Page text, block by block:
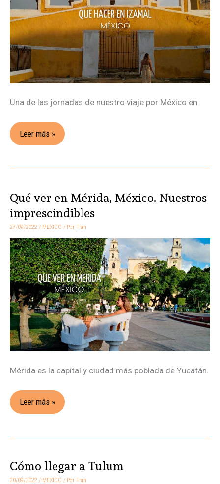
Una de las jornadas de nuestro viaje por México en
Leer más »
Qué ver en Mérida, México. Nuestros
imprescindibles
27/09/2022 / MEXICO / Por Fran
Mérida es la capital y ciudad más poblada de Yucatán.
Qué
ver
en
Mérida,
México.
Nuestros
imprescindibles
Leer más »
Cómo llegar a Tulum
20/09/2022 / MEXICO / Por Fran
Cómo
llegar